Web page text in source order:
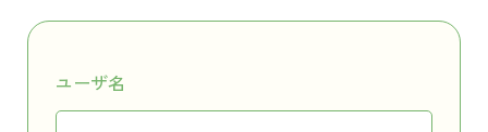
どんな相談にのってくれるの？
ワーカー協会について
協会について
会員マップ
活動報告
ユーザ名